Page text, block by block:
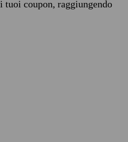
coupon, raggiungendo